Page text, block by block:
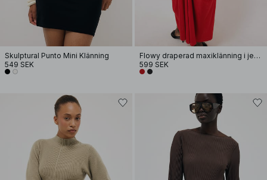
Skulptural Punto Mini Klänning
549 SEK
Flowy draperad maxiklänning i jersey
599 SEK